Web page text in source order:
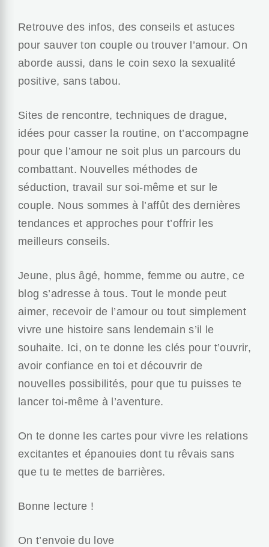
Retrouve des infos, des conseils et astuces
pour sauver ton couple ou trouver l’amour. On
aborde aussi, dans le coin sexo la sexualité
positive, sans tabou.
Sites de rencontre, techniques de drague,
idées pour casser la routine, on t’accompagne
pour que l’amour ne soit plus un parcours du
combattant. Nouvelles méthodes de
séduction, travail sur soi-même et sur le
couple. Nous sommes à l’affût des dernières
tendances et approches pour t’offrir les
meilleurs conseils.
Jeune, plus âgé, homme, femme ou autre, ce
blog s’adresse à tous. Tout le monde peut
aimer, recevoir de l’amour ou tout simplement
vivre une histoire sans lendemain s’il le
souhaite. Ici, on te donne les clés pour t’ouvrir,
avoir confiance en toi et découvrir de
nouvelles possibilités, pour que tu puisses te
lancer toi-même à l’aventure.
On te donne les cartes pour vivre les relations
excitantes et épanouies dont tu rêvais sans
que tu te mettes de barrières.
Bonne lecture !
On t’envoie du love